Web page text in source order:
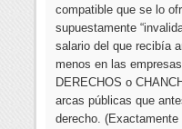
compatible que se lo
supuestamente
salario del que recibía
menos en las
DERECHOS o
arcas públicas que
derecho.